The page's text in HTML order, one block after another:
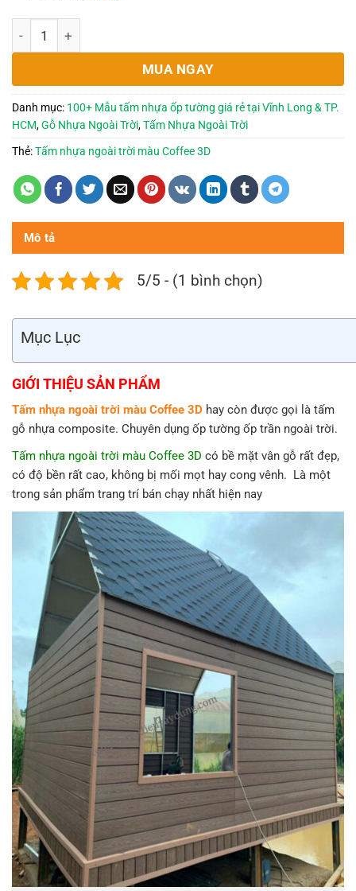
MUA NGAY
Danh mục: 100+ Mẫu tấm nhựa ốp tường giá rẻ tại Vĩnh Long & TP.
HCM,Gỗ Nhựa Ngoài Trời,Tấm Nhựa Ngoài Trời
Thẻ:Tấm nhựa ngoài trời màu Coffee 3D
Mô tả
5/5 - (1 bình chọn)
Mục Lục
GIỚI THIỆU SẢN PHẨM
Tấm nhựa ngoài trời màu Coffee 3D hay còn được gọi là tấm
gỗ nhựa composite. Chuyên dụng ốp tường ốp trần ngoài trời.
Tấm nhựa ngoài trời màu Coffee 3D có bề mặt vân gỗ rất đẹp,
có độ bền rất cao, không bị mối mọt hay cong vênh. Là một
trong sản phẩm trang trí bán chạy nhất hiện nay